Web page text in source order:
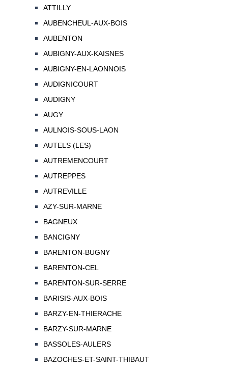
ATTILLY
AUBENCHEUL-AUX-BOIS
AUBENTON
AUBIGNY-AUX-KAISNES
AUBIGNY-EN-LAONNOIS
AUDIGNICOURT
AUDIGNY
AUGY
AULNOIS-SOUS-LAON
AUTELS (LES)
AUTREMENCOURT
AUTREPPES
AUTREVILLE
AZY-SUR-MARNE
BAGNEUX
BANCIGNY
BARENTON-BUGNY
BARENTON-CEL
BARENTON-SUR-SERRE
BARISIS-AUX-BOIS
BARZY-EN-THIERACHE
BARZY-SUR-MARNE
BASSOLES-AULERS
BAZOCHES-ET-SAINT-THIBAUT